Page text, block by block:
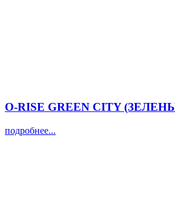
O-RISE GREEN CITY
подробнее...